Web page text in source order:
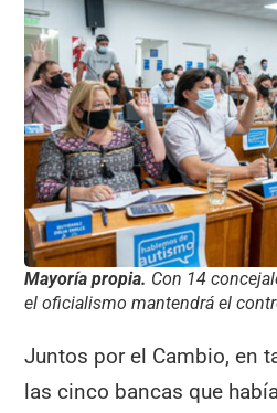
Mayoría propia. Con 14
el oficialismo mantendrá el
Juntos por el Cambio, en
las cinco bancas que